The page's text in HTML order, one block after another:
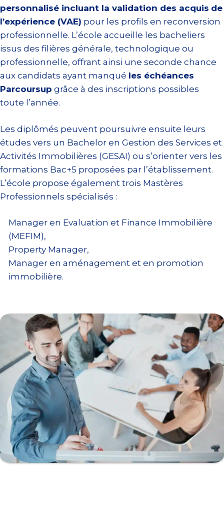
personnalisé incluant la validation des acquis de
l’expérience (VAE) pour les profils en reconversion
professionnelle. L’école accueille les bacheliers
issus des filières générale, technologique ou
professionnelle, offrant ainsi une seconde chance
aux candidats ayant manqué les échéances
Parcoursup grâce à des inscriptions possibles
toute l’année.
Les diplômés peuvent poursuivre ensuite leurs
études vers un Bachelor en Gestion des Services et
Activités Immobilières (GESAI) ou s’orienter vers les
formations Bac+5 proposées par l’établissement.
L’école propose également trois Mastères
Professionnels spécialisés :
Manager en Evaluation et Finance Immobilière
(MEFIM),
Property Manager,
Manager en aménagement et en promotion
immobilière.